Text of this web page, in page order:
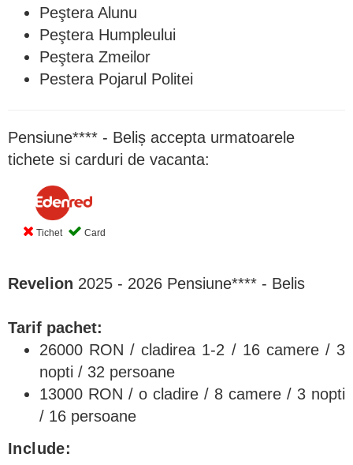
Peştera Alunu
Peştera Humpleului
Peştera Zmeilor
Pestera Pojarul Politei
Pensiune**** - Beliș accepta urmatoarele
tichete si carduri de vacanta:
Tichet Card
Revelion 2025 - 2026 Pensiune**** - Belis
Tarif pachet:
26000 RON / cladirea 1-2 / 16 camere / 3
nopti / 32 persoane
13000 RON / o cladire / 8 camere / 3 nopti
/ 16 persoane
Include: